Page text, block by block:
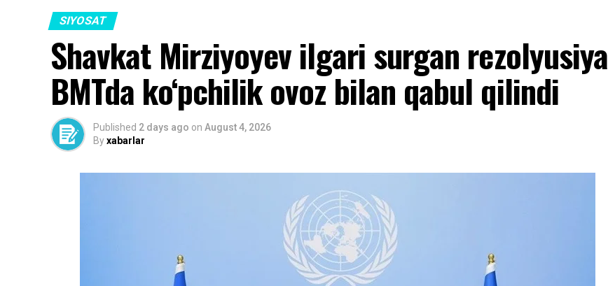
SIYOSAT
Shavkat Mirziyoyev ilgari surgan rezolyusiya
BMTda ko‘pchilik ovoz bilan qabul qilindi
Published 2 days ago on August 4, 2026
Byxabarlar